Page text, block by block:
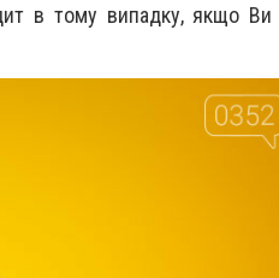
в тому випадку, якщо